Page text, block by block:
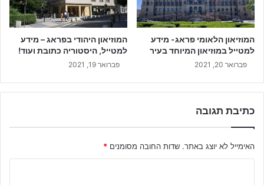
המוזיאון הלאומי פראג- מידע
למטייל במוזיאון המיוחד בעיר
פברואר 20, 2021
המוזיאון היהודי בפראג – מידע
למטייל, היסטוריה כתובת ועוד!
פברואר 19, 2021
כתיבת תגובה
האימייל לא יוצג באתר. שדות החובה מסומנים *